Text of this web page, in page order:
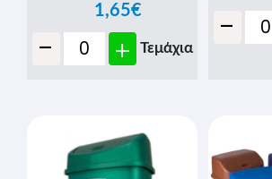
1,65€
- + Τεμάχια -